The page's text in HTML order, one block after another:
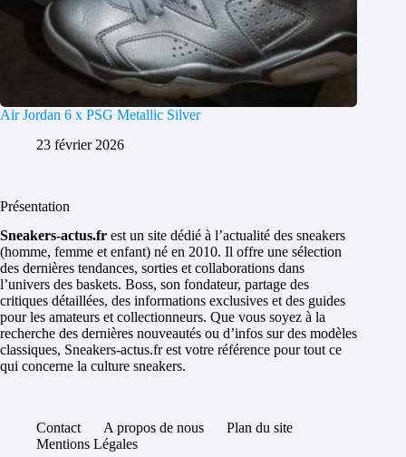
Air Jordan 6 x PSG Metallic Silver
23 février 2026
Présentation
Sneakers-actus.fr est un site dédié à l’actualité des sneakers
(homme, femme et enfant) né en 2010. Il offre une sélection
des dernières tendances, sorties et collaborations dans
l’univers des baskets. Boss, son fondateur, partage des
critiques détaillées, des informations exclusives et des guides
pour les amateurs et collectionneurs. Que vous soyez à la
recherche des dernières nouveautés ou d’infos sur des modèles
classiques, Sneakers-actus.fr est votre référence pour tout ce
qui concerne la culture sneakers.
Contact A propos de nous
Plan du site
Mentions Légales